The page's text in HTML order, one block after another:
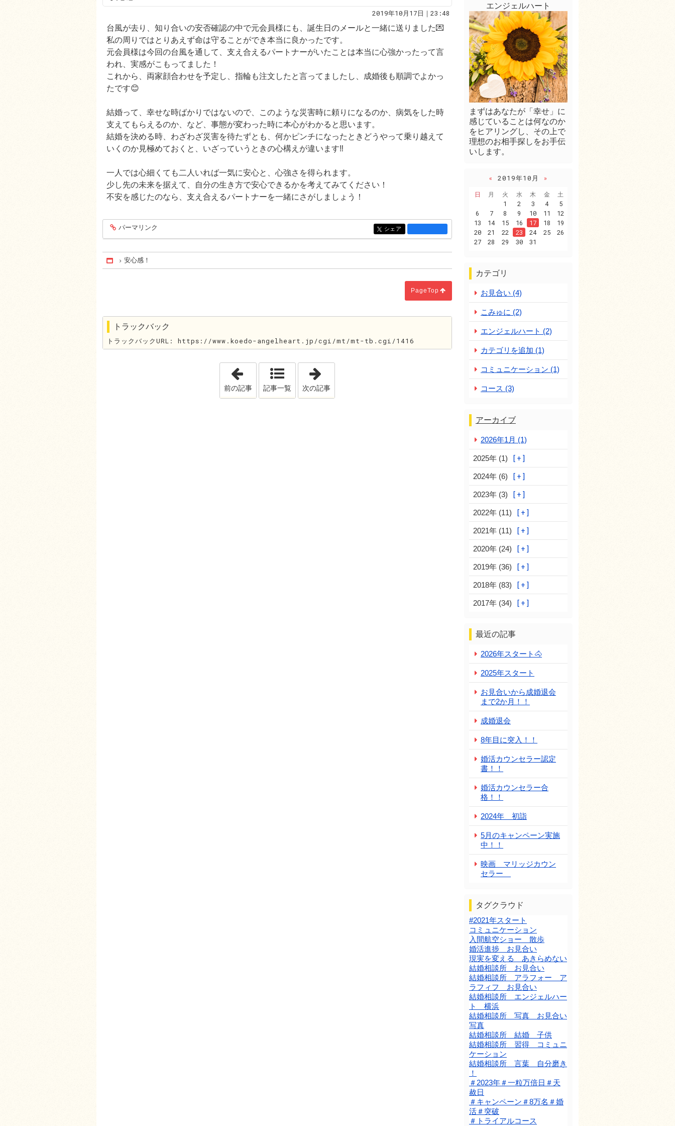
2019年10月17日｜23:48
台風が去り、知り合いの安否確認の中で元会員様にも、誕生日のメールと一緒に送りました💌
私の周りではとりあえず命は守ることができ本当に良かったです。
元会員様は今回の台風を通して、支え合えるパートナーがいたことは本当に心強かったって言
われ、実感がこもってました！
これから、両家顔合わせを予定し、指輪も注文したと言ってましたし、成婚後も順調でよかっ
たです😊
結婚って、幸せな時ばかりではないので、このような災害時に頼りになるのか、病気をした時
支えてもらえるのか、など、事態が変わった時に本心がわかると思います。
結婚を決める時、わざわざ災害を待たずとも、何かピンチになったときどうやって乗り越えて
いくのか見極めておくと、いざっていうときの心構えが違います‼️
一人では心細くても二人いれば一気に安心と、心強さを得られます。
少し先の未来を据えて、自分の生き方で安心できるかを考えてみてください！
不安を感じたのなら、支え合えるパートナーを一緒にさがしましょう！
entry1429
パーマリンク entry1429
シェア
Home
安心感！
PageTop
トラックバック
トラックバックURL: https://www.koedo-angelheart.jp/cgi/mt/mt-tb.cgi/1416
「災害時に思うこと！」
前の記事 記事一覧 次の記事
エンジェルハート
まずはあなたが「幸せ」に
感じていることは何なのか
をヒアリングし、その上で
理想のお相手探しをお手伝
いします。
« 2019年10月
»
日
月 火 水 木 金
土
1
2 3 4
5
6
7 8 9 10 11
12
13
14 15 16 17 18
19
20
21 22 23 24 25
26
27
28 29 30 31
カテゴリ
お見合い (4)
こみゅに (2)
エンジェルハート (2)
カテゴリを追加 (1)
コミュニケーション (1)
コース (3)
アーカイブ
2026年1月 (1)
2025年 (1)
2024年 (6)
2023年 (3)
2022年 (11)
2021年 (11)
2020年 (24)
2019年 (36)
2018年 (83)
2017年 (34)
最近の記事
2026年スタート🐴
2025年スタート
お見合いから成婚退会
まで2か月！！
成婚退会
8年目に突入！！
婚活カウンセラー認定
書！！
婚活カウンセラー合
格！！
2024年 初詣
5月のキャンペーン実施
中！！
映画 マリッジカウン
セラー
タグクラウド
#2021年スタート
コミュニケーション
入間航空ショー 散歩
婚活進捗 お見合い
現実を変える あきらめない
結婚相談所 お見合い
結婚相談所 アラフォー ア
ラフィフ お見合い
結婚相談所 エンジェルハー
ト 横浜
結婚相談所 写真 お見合い
写真
結婚相談所 結婚 子供
結婚相談所 習得 コミュニ
ケーション
結婚相談所 言葉 自分磨き
！
＃2023年＃一粒万倍日＃天
赦日
＃キャンペーン＃8万名＃婚
活＃突破
＃トライアルコース